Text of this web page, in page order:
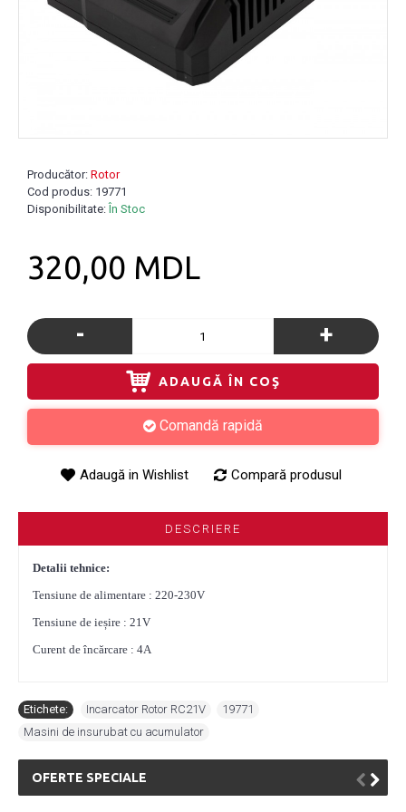
Producător: Rotor
Cod produs: 19771
Disponibilitate: În Stoc
320,00 MDL
- +
ADAUGĂ ÎN COŞ
Comandă rapidă
Adaugă in Wishlist Compară produsul
DESCRIERE
Detalii tehnice:
Tensiune de alimentare : 220-230V
Tensiune de ieșire : 21V
Curent de încărcare : 4A
Etichete: Incarcator Rotor RC21V 19771
Masini de insurubat cu acumulator
OFERTE SPECIALE